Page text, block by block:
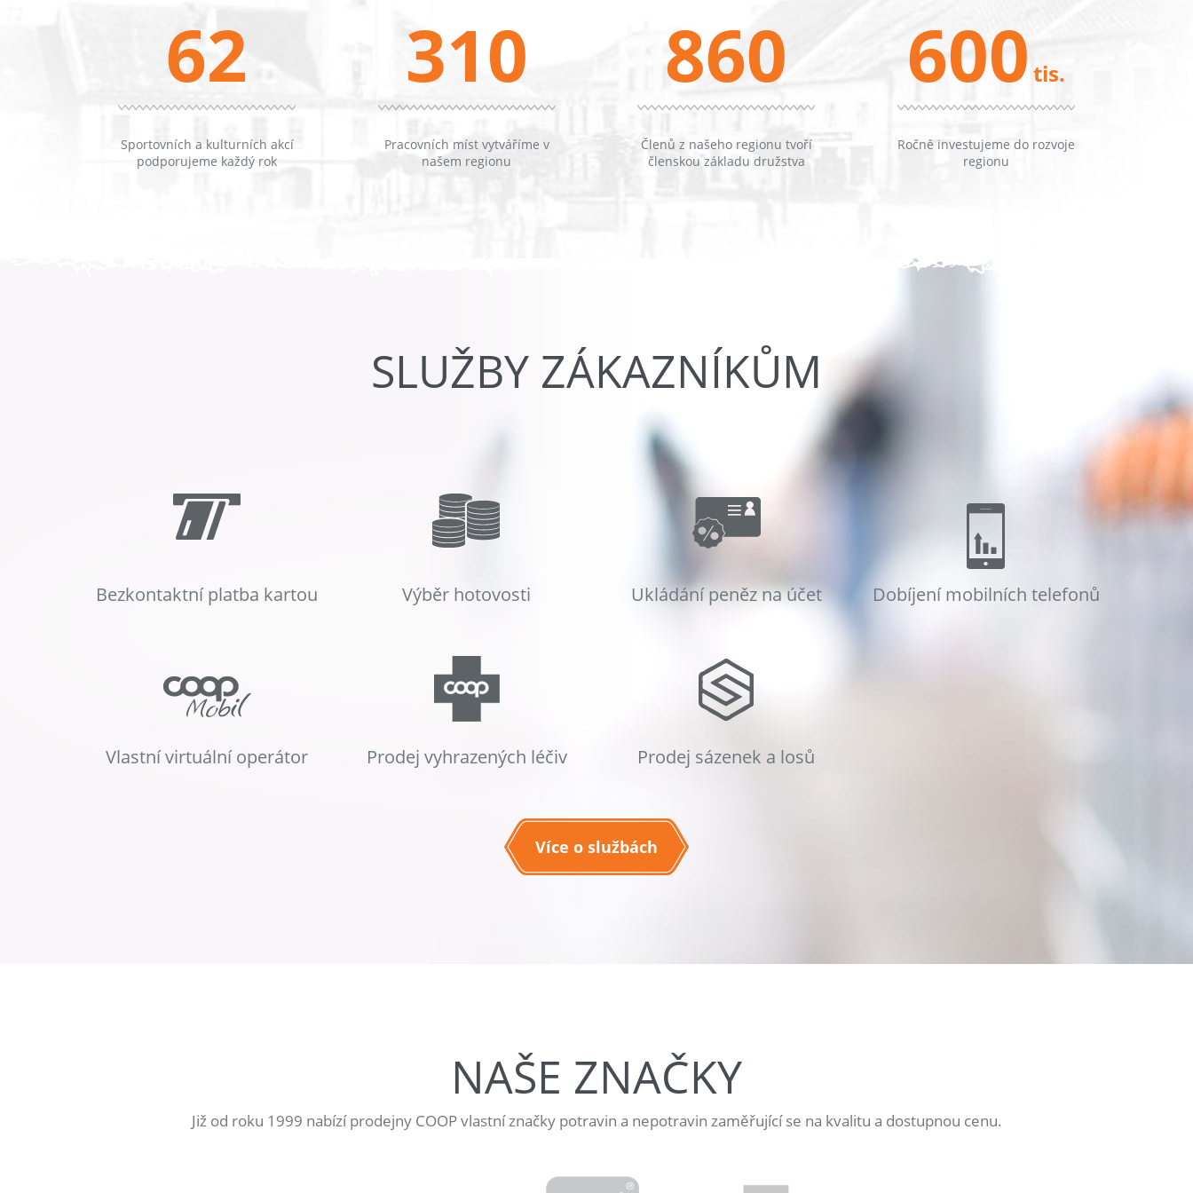
62
Sportovních a kulturních akcí
podporujeme každý rok
310
Pracovních míst vytváříme v
našem regionu
860
Členů z našeho regionu tvoří
členskou základu družstva
600 tis.
Ročně investujeme do rozvoje
regionu
SLUŽBY ZÁKAZNÍKŮM
Bezkontaktní platba kartou Výběr hotovosti Ukládání peněz na účet Dobíjení mobilních telefonů
Vlastní virtuální operátor Prodej vyhrazených léčiv Prodej sázenek a losů
Více o službách
NAŠE ZNAČKY
Již od roku 1999 nabízí prodejny COOP vlastní značky potravin a nepotravin zaměřující se na kvalitu a dostupnou cenu.